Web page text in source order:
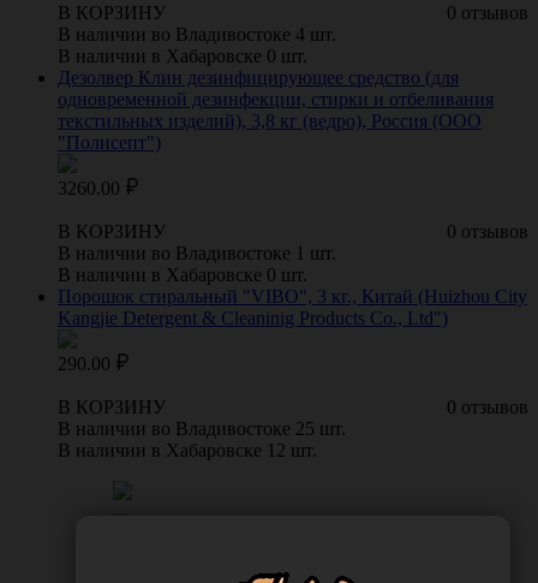
0 отзывов
В КОРЗИНУ
В наличии во Владивостоке 4 шт.
В наличии в Хабаровске 0 шт.
Дезолвер Клин дезинфицирующее средство (для
одновременной дезинфекции, стирки и отбеливания
текстильных изделий), 3,8 кг (ведро), Россия (ООО
"Полисепт")
3260.00
0 отзывов
В КОРЗИНУ
В наличии во Владивостоке 1 шт.
В наличии в Хабаровске 0 шт.
Порошок стиральный "VIBO", 3 кг., Китай (Huizhou City
Kangjie Detergent & Cleaninig Products Co., Ltd")
290.00
0 отзывов
В КОРЗИНУ
В наличии во Владивостоке 25 шт.
В наличии в Хабаровске 12 шт.